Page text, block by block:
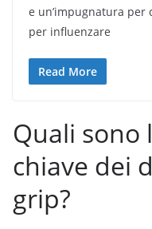
e un’impugnatura
per influenzare
Read More
Quali sono
chiave dei
grip?